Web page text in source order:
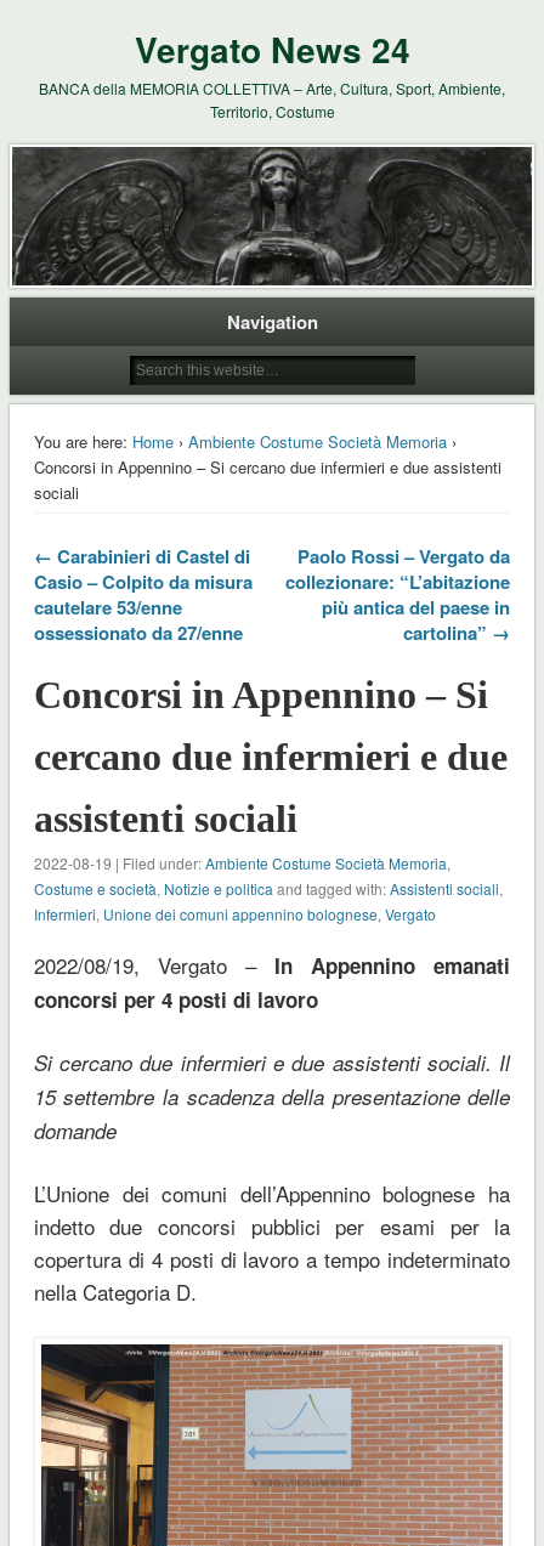
Vergato News 24
BANCA della MEMORIA COLLETTIVA – Arte, Cultura, Sport, Ambiente,
Territorio, Costume
Navigation
You are here: Home› Ambiente Costume Società Memoria›
Concorsi in Appennino – Si cercano due infermieri e due assistenti
sociali
← Carabinieri di Castel di
Casio – Colpito da misura
cautelare 53/enne
ossessionato da 27/enne
Paolo Rossi – Vergato da
collezionare: “L’abitazione
più antica del paese in
cartolina” →
Concorsi in Appennino – Si
cercano due infermieri e due
assistenti sociali
2022-08-19 | Filed under:Ambiente Costume Società Memoria,
Costume e società, Notizie e politica and tagged with:Assistenti sociali,
Infermieri, Unione dei comuni appennino bolognese, Vergato
2022/08/19, Vergato – In Appennino emanati
concorsi per 4 posti di lavoro
Si cercano due infermieri e due assistenti sociali. Il
15 settembre la scadenza della presentazione delle
domande
L’Unione dei comuni dell’Appennino bolognese ha
indetto due concorsi pubblici per esami per la
copertura di 4 posti di lavoro a tempo indeterminato
nella Categoria D.